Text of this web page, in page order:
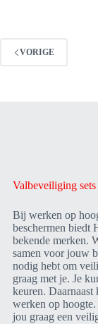
VORIGE
Valbeveiliging sets
Bij werken op
beschermen biedt
bekende merken.
samen voor jouw
nodig hebt om
graag met je. Je
keuren.
werken op
jou graag een